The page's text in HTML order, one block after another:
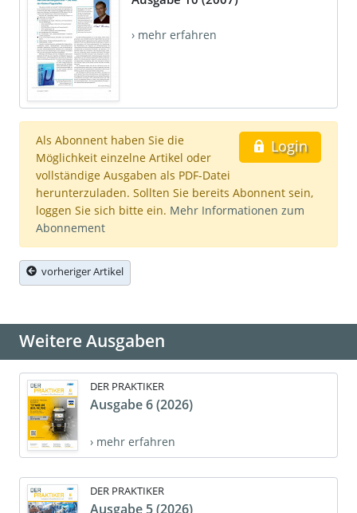
› mehr erfahren
Login
Als Abonnent haben Sie die
Möglichkeit einzelne Artikel oder
vollständige Ausgaben als PDF-Datei
herunterzuladen. Sollten Sie bereits Abonnent sein,
loggen Sie sich bitte ein. Mehr Informationen zum
Abonnement
vorheriger Artikel
Weitere Ausgaben
DER PRAKTIKER
Ausgabe 6 (2026)
› mehr erfahren
DER PRAKTIKER
Ausgabe 5 (2026)